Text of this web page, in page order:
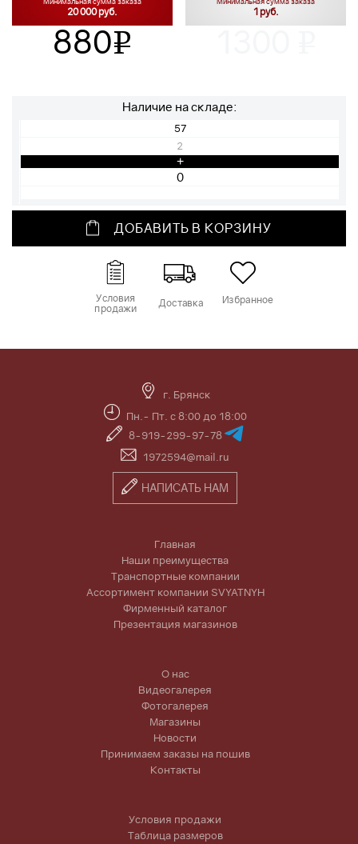
20 000 руб.
880v
1 руб.
Наличие на складе:
57
2
+
ДОБАВИТЬ В КОРЗИНУ
Условия
продажи Доставка Избранное
г. Брянск
Пн.- Пт. с 8:00 до 18:00
8-919-299-97-78
1972594@mail.ru
НАПИСАТЬ НАМ
Главная
Наши преимущества
Транспортные компании
Ассортимент компании SVYATNYH
Фирменный каталог
Презентация магазинов
О нас
Видеогалерея
Фотогалерея
Магазины
Новости
Принимаем заказы на пошив
Контакты
Условия продажи
Таблица размеров